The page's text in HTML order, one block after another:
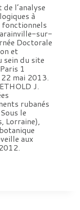
l’analyse
à
fonctionnels
sur-
Doctorale
et
sein du site
1
mai 2013.
J.
rubanés
le
Lorraine),
aux